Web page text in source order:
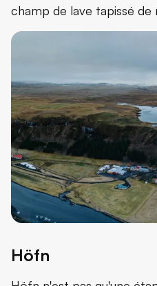
champ de lave tapissé de
Höfn